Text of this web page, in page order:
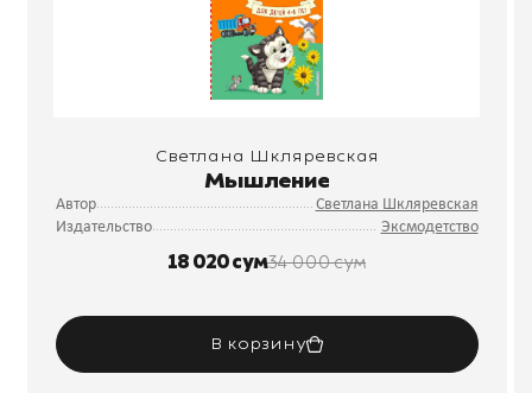
Светлана Шкляревская
Мышление
Автор
Светлана Шкляревская
Издательство
Эксмодетство
18 020 сум34 000 сум
В корзину